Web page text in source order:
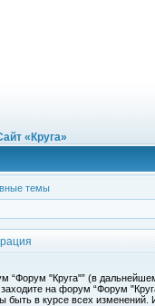
«Круга»
темы
“Форум "Круга"” (в
на форум “Форум
быть в курсе всех